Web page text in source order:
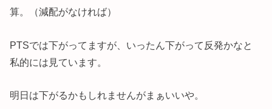
算。（減配がなければ）
PTSでは下がってますが、いったん下がって反発かなと
私的には見ています。
明日は下がるかもしれませんがまぁいいや。